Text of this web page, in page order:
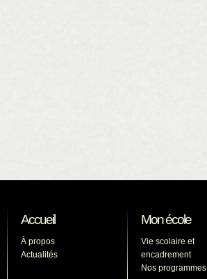
Accueil
À propos
Actualités
Mon école
Vie scolaire et
encadrement
Nos programmes